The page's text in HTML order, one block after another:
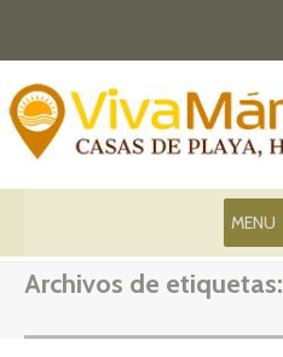
MENU
Archivos de etiquetas: